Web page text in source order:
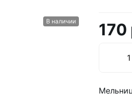
В наличии 170